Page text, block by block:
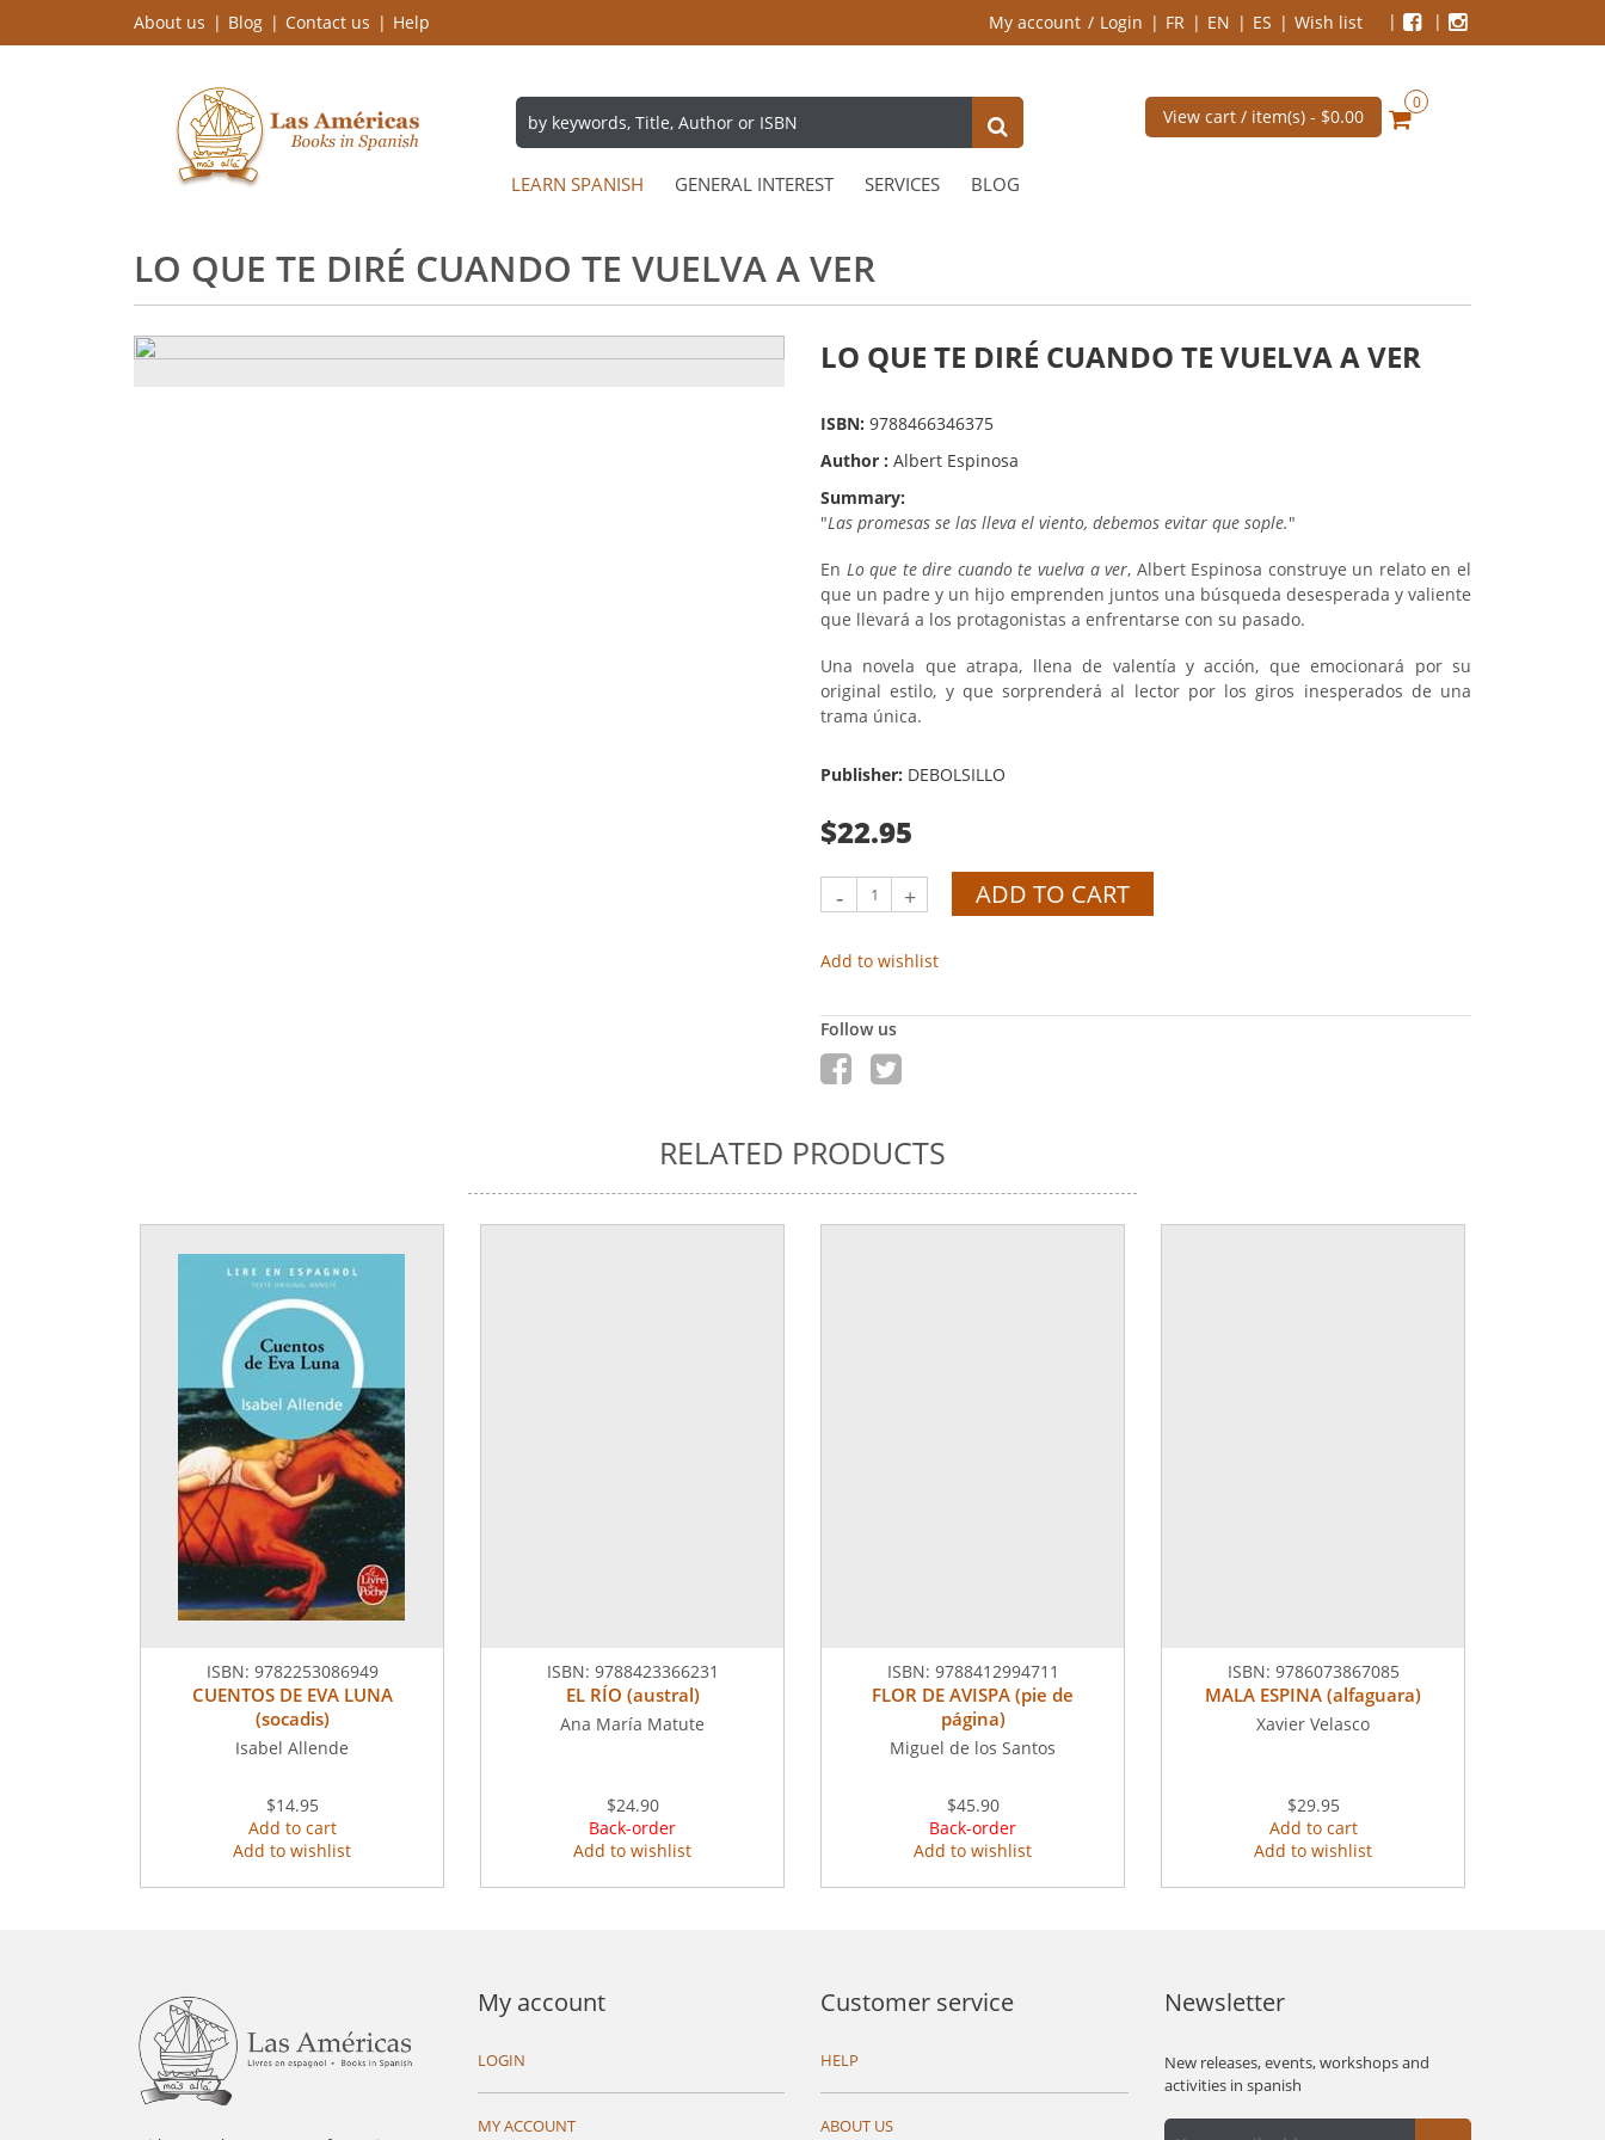
About us Blog Contact us Help My account Login FR EN ES Wish list
View cart / item(s) - $0.00
0
LEARN SPANISH GENERAL INTEREST SERVICES BLOG
LO QUE TE DIRÉ CUANDO TE VUELVA A VER
LO QUE TE DIRÉ CUANDO TE VUELVA A VER
ISBN: 9788466346375
Author : Albert Espinosa
Summary:
"Las promesas se las lleva el viento, debemos evitar que sople."
En Lo que te dire cuando te vuelva a ver, Albert Espinosa construye un relato en el
que un padre y un hijo emprenden juntos una búsqueda desesperada y valiente
que llevará a los protagonistas a enfrentarse con su pasado.
Una novela que atrapa, llena de valentía y acción, que emocionará por su
original estilo, y que sorprenderá al lector por los giros inesperados de una
trama única.
Publisher: DEBOLSILLO
$22.95
- + ADD TO CART
Add to wishlist
Follow us
RELATED PRODUCTS
ISBN: 9782253086949
CUENTOS DE EVA LUNA
(socadis)
Isabel Allende
$14.95
Add to cart
Add to wishlist
ISBN: 9788423366231
EL RÍO (austral)
Ana María Matute
$24.90
Back-order
Add to wishlist
ISBN: 9788412994711
FLOR DE AVISPA (pie de
página)
Miguel de los Santos
$45.90
Back-order
Add to wishlist
ISBN: 9786073867085
MALA ESPINA (alfaguara)
Xavier Velasco
$29.95
Add to cart
Add to wishlist
My account
LOGIN
MY ACCOUNT
Customer service
HELP
ABOUT US
Newsletter
New releases, events, workshops and
activities in spanish